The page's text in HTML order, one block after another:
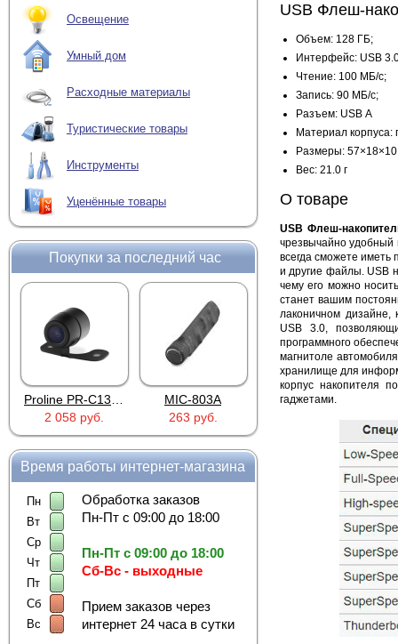
Освещение
Умный дом
Расходные материалы
Туристические товары
Инструменты
Уценённые товары
Покупки за последний час
2 058 руб.
MIC-803A
263 руб.
Время работы интернет-магазина
Пн
Вт
Ср
Чт
Пт
Сб
Вс
Обработка заказов
Пн-Пт с 09:00 до 18:00
Пн-Пт с 09:00 до 18:00
Сб-Вс - выходные
Прием заказов через
интернет 24 часа в сутки
USB Флеш-
Объем: 128 ГБ;
Интерфейс: USB
Чтение: 100 МБ/с;
Запись: 90 МБ/с;
Разъем: USB А
Материал корпуса:
Размеры:
Вес: 21.0 г
О товаре
USB Флеш-
чрезвычайно
всегда сможете
и другие файлы. USB
чему его можно
станет вашим
лаконичном дизайне,
USB 3.0,
программного
магнитоле
хранилище для
корпус накопителя
гаджетами.